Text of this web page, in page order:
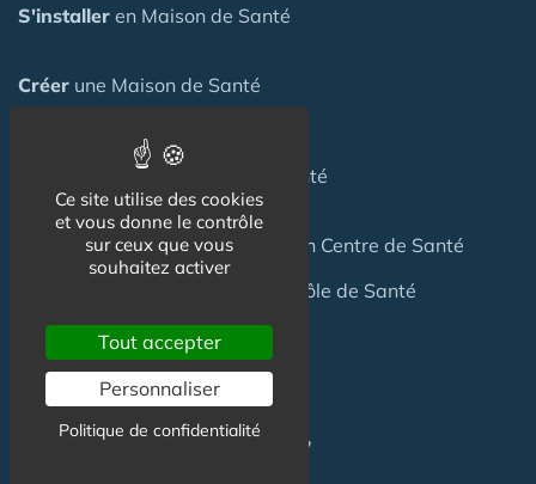
S'installer en Maison de Santé
Créer une Maison de Santé
dans une Maison de Santé
une Maisonde Santé
ou un Centre de Santé
pour création Maison / Pôle de Santé
FAQ
C'est quoi une Maison de Santé ?
Ce site utilise des cookies
et vous donne le contrôle
sur ceux que vous
souhaitez activer
Tout accepter
Personnaliser
Politique de confidentialité